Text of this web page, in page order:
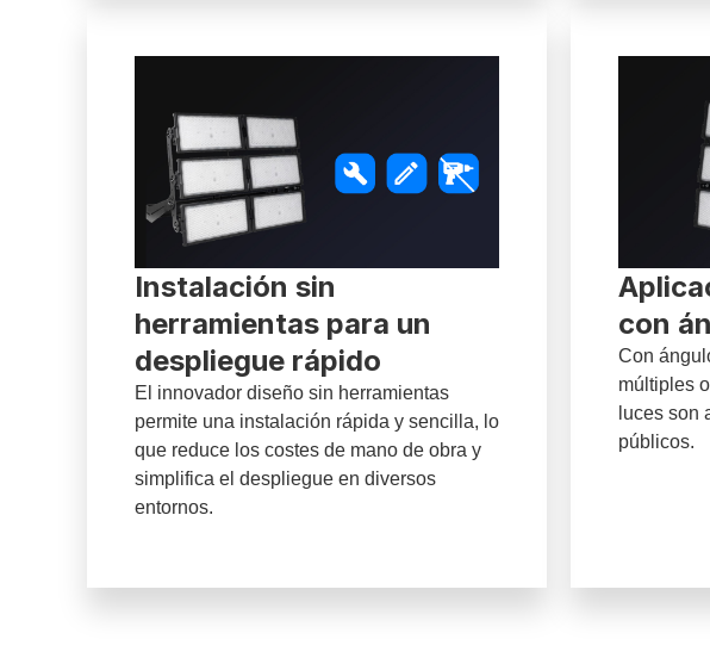
Instalación sin
herramientas para un
despliegue rápido
El innovador diseño sin herramientas
permite una instalación rápida y sencilla, lo
que reduce los costes de mano de obra y
simplifica el despliegue en diversos
entornos.
con
Con
múltiples
luces son
públicos.